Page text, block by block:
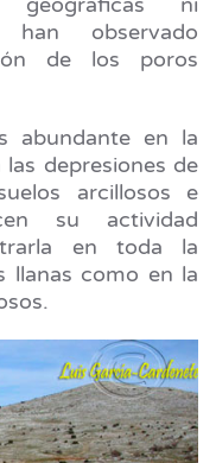
han observado
de los poros
abundante en la
depresiones de
arcillosos e
su actividad
en toda la
llanas como en la